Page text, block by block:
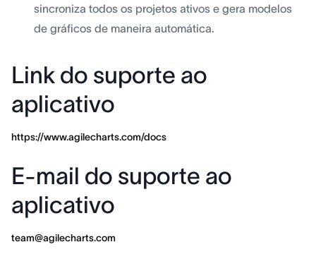
sincroniza todos os projetos ativos e gera modelos
de gráficos de maneira automática.
Link do suporte ao
aplicativo
https://www.agilecharts.com/docs
E-mail do suporte ao
aplicativo
team@agilecharts.com